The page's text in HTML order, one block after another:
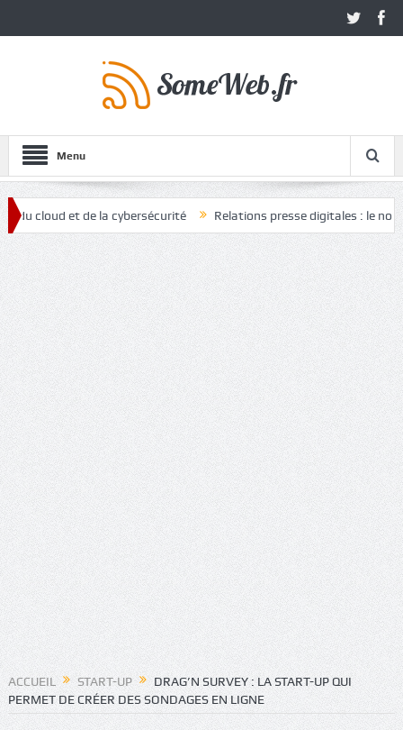
Menu
et de la cybersécurité Relations presse digitales : le nouvel
ACCUEIL START-UP
DRAG’N SURVEY : LA START-UP QUI
PERMET DE CRÉER DES SONDAGES EN LIGNE